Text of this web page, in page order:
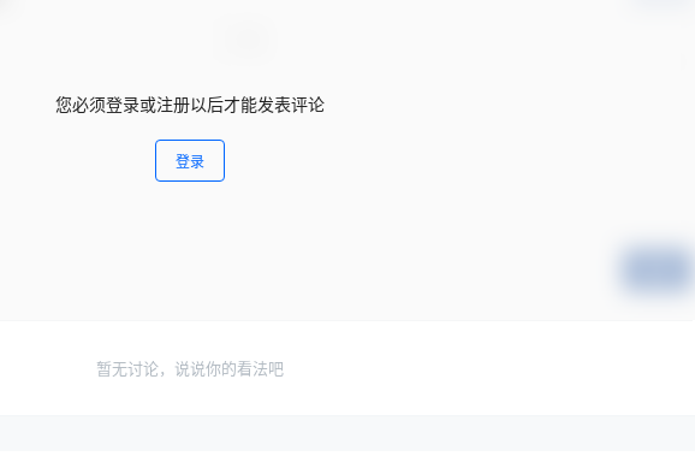
您必须登录或注册以后才能发表评论
登录
暂无讨论，说说你的看法吧